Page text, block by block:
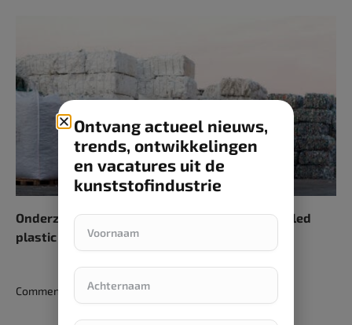
Onderzoek bevestigt: stijgende import gerecycled
plastic vormt bedreiging voor EU-industrie
Comments are closed.
Ontvang actueel nieuws,
trends, ontwikkelingen
en vacatures uit de
kunststofindustrie